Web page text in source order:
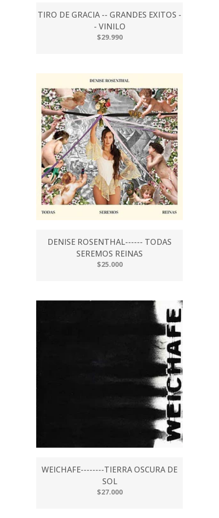
TIRO DE GRACIA -- GRANDES EXITOS -
- VINILO
$29.990
DENISE ROSENTHAL------ TODAS
SEREMOS REINAS
$25.000
WEICHAFE--------TIERRA OSCURA DE
SOL
$27.000